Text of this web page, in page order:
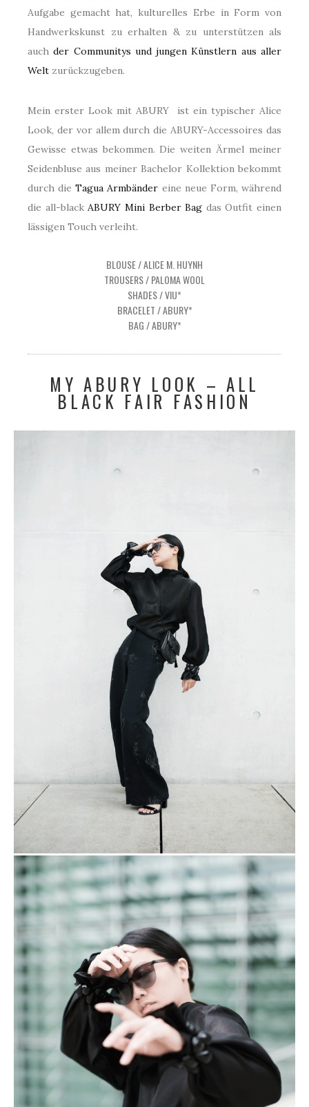
Aufgabe gemacht hat, kulturelles Erbe in Form von
Handwerkskunst zu erhalten & zu unterstützen als
auchder Communitys und jungen Künstlern aus aller
Welt zurückzugeben.
Mein erster Look mit ABURY ist ein typischer Alice
Look, der vor allem durch die ABURY-Accessoires das
Gewisse etwas bekommen. Die weiten Ärmel meiner
Seidenbluse aus meiner Bachelor Kollektion bekommt
durch dieTagua Armbänder eine neue Form, während
die all-blackABURY Mini Berber Bag das Outfit einen
lässigen Touch verleiht.
BLOUSE / ALICE M. HUYNH
TROUSERS / PALOMA WOOL
SHADES / VIU*
BRACELET / ABURY*
BAG / ABURY*
MY ABURY LOOK – ALL
BLACK FAIR FASHION